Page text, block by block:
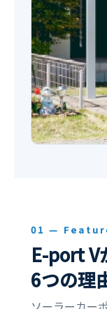
01 —
E-port V
6つの理